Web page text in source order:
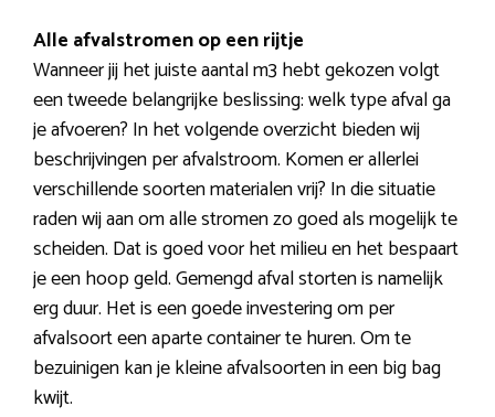
Alle afvalstromen op een rijtje
Wanneer jij het juiste aantal m3 hebt gekozen volgt
een tweede belangrijke beslissing: welk type afval ga
je afvoeren? In het volgende overzicht bieden wij
beschrijvingen per afvalstroom. Komen er allerlei
verschillende soorten materialen vrij? In die situatie
raden wij aan om alle stromen zo goed als mogelijk te
scheiden. Dat is goed voor het milieu en het bespaart
je een hoop geld. Gemengd afval storten is namelijk
erg duur. Het is een goede investering om per
afvalsoort een aparte container te huren. Om te
bezuinigen kan je kleine afvalsoorten in een big bag
kwijt.